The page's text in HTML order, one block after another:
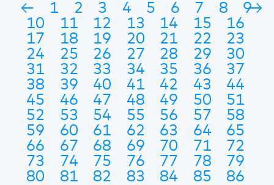
← 1 2 3 4 5 6 7 8
9
10
11 12 13 14 15
16
17
18 19 20 21 22
23
24
25 26 27 28 29
30
31
32 33 34 35 36
37
38
39 40 41 42 43
44
45
46 47 48 49 50
51
52
53 54 55 56 57
58
59
60 61 62 63 64
65
66
67 68 69 70 71
72
73
74 75 76 77 78
79
80
81 82 83 84 85
86
→